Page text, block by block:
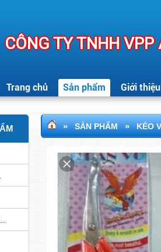
CÔNG TY TNHH
Trang chủ Sản phẩm Giới thiệu
» SẢN PHẨM » KÉO